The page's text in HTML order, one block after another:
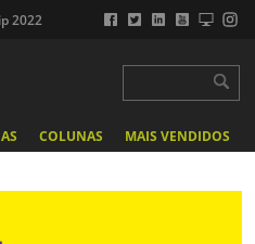
2022
COLUNAS MAIS VENDIDOS